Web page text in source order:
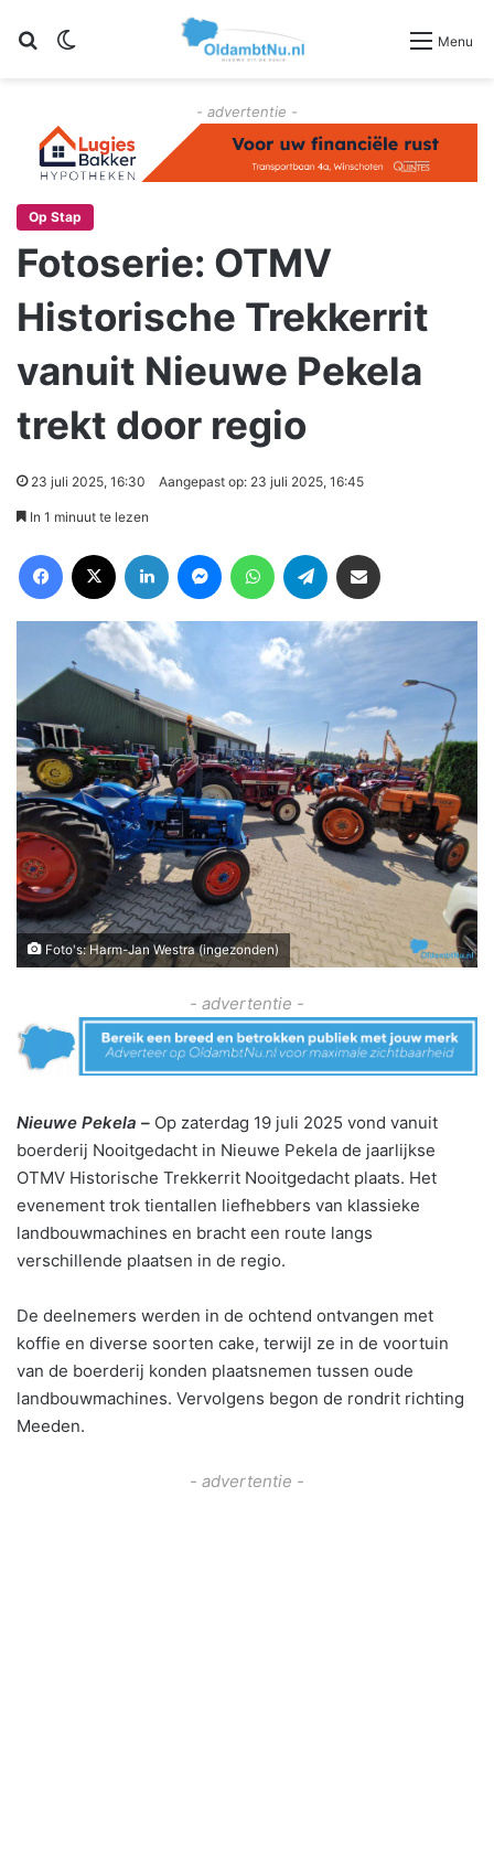
Zoeken Menu
- advertentie -
Op Stap
Fotoserie: OTMV
Historische Trekkerrit
vanuit Nieuwe Pekela
trekt door regio
23 juli 2025, 16:30 Aangepast op: 23 juli 2025, 16:45
In 1 minuut te lezen
Foto's: Harm-Jan Westra (ingezonden)
- advertentie -
Nieuwe Pekela – Op zaterdag 19 juli 2025 vond vanuit
boerderij Nooitgedacht in Nieuwe Pekela de jaarlijkse
OTMV Historische Trekkerrit Nooitgedacht plaats. Het
evenement trok tientallen liefhebbers van klassieke
landbouwmachines en bracht een route langs
verschillende plaatsen in de regio.
De deelnemers werden in de ochtend ontvangen met
koffie en diverse soorten cake, terwijl ze in de voortuin
van de boerderij konden plaatsnemen tussen oude
landbouwmachines. Vervolgens begon de rondrit richting
Meeden.
- advertentie -